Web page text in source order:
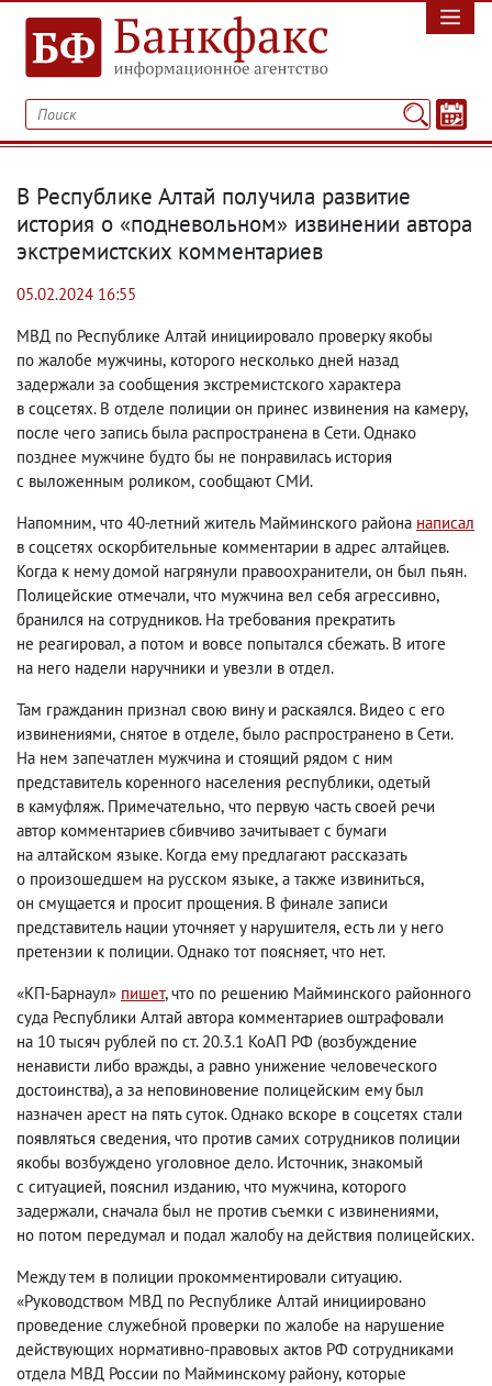
В Республике Алтай получила развитие
история о «подневольном» извинении автора
экстремистских комментариев
05.02.2024 16:55
МВД по Республике Алтай инициировало проверку якобы
по жалобе мужчины, которого несколько дней назад
задержали за сообщения экстремистского характера
в соцсетях. В отделе полиции он принес извинения на камеру,
после чего запись была распространена в Сети. Однако
позднее мужчине будто бы не понравилась история
с выложенным роликом, сообщают СМИ.
Напомним, что 40-летний житель Майминского района написал
в соцсетях оскорбительные комментарии в адрес алтайцев.
Когда к нему домой нагрянули правоохранители, он был пьян.
Полицейские отмечали, что мужчина вел себя агрессивно,
бранился на сотрудников. На требования прекратить
не реагировал, а потом и вовсе попытался сбежать. В итоге
на него надели наручники и увезли в отдел.
Там гражданин признал свою вину и раскаялся. Видео с его
извинениями, снятое в отделе, было распространено в Сети.
На нем запечатлен мужчина и стоящий рядом с ним
представитель коренного населения республики, одетый
в камуфляж. Примечательно, что первую часть своей речи
автор комментариев сбивчиво зачитывает с бумаги
на алтайском языке. Когда ему предлагают рассказать
о произошедшем на русском языке, а также извиниться,
он смущается и просит прощения. В финале записи
представитель нации уточняет у нарушителя, есть ли у него
претензии к полиции. Однако тот поясняет, что нет.
«КП-Барнаул» пишет, что по решению Майминского районного
суда Республики Алтай автора комментариев оштрафовали
на 10 тысяч рублей по ст. 20.3.1 КоАП РФ (возбуждение
ненависти либо вражды, а равно унижение человеческого
достоинства), а за неповиновение полицейским ему был
назначен арест на пять суток. Однако вскоре в соцсетях стали
появляться сведения, что против самих сотрудников полиции
якобы возбуждено уголовное дело. Источник, знакомый
с ситуацией, пояснил изданию, что мужчина, которого
задержали, сначала был не против съемки с извинениями,
но потом передумал и подал жалобу на действия полицейских.
Между тем в полиции прокомментировали ситуацию.
«Руководством МВД по Республике Алтай инициировано
проведение служебной проверки по жалобе на нарушение
действующих нормативно-правовых актов РФ сотрудниками
отдела МВД России по Майминскому району, которые